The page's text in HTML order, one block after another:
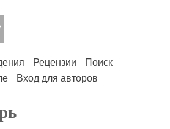
Рецензии
Поиск
Вход для авторов